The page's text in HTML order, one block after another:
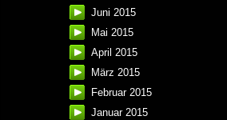
Juni 2015
Mai 2015
April 2015
März 2015
Februar 2015
Januar 2015